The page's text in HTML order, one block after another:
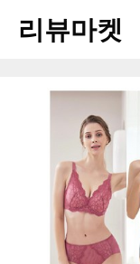
리뷰마켓